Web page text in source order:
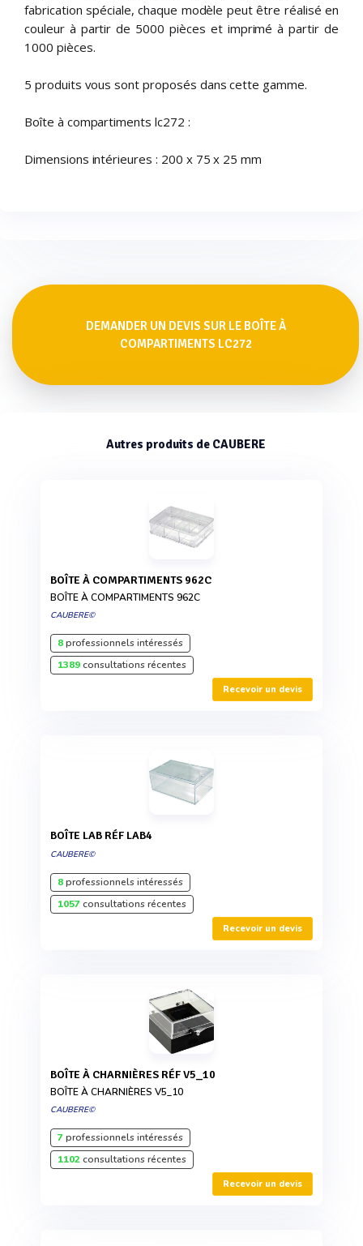
fabrication spéciale, chaque modèle peut être réalisé en
couleur à partir de 5000 pièces et imprimé à partir de
1000 pièces.
5 produits vous sont proposés dans cette gamme.
Boîte à compartiments lc272 :
Dimensions intérieures : 200 x 75 x 25 mm
DEMANDER UN DEVIS SUR LE BOÎTE À
COMPARTIMENTS LC272
Autres produits de CAUBERE
BOÎTE À COMPARTIMENTS 962C
BOÎTE À COMPARTIMENTS 962C
CAUBERE©
8professionnels intéressés
1389consultations récentes
Recevoir un devis
BOÎTE LAB RÉF LAB4
CAUBERE©
8professionnels intéressés
1057consultations récentes
Recevoir un devis
BOÎTE À CHARNIÈRES RÉF V5_10
BOÎTE À CHARNIÈRES V5_10
CAUBERE©
7professionnels intéressés
1102consultations récentes
Recevoir un devis